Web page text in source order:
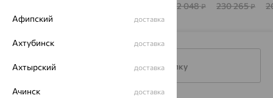
КОСТРОМЫ
202 048₽ 230 265₽
Подписаться на рассылку
Афипский доставка
Ахтубинск доставка
Ахтырский доставка
Ачинск доставка